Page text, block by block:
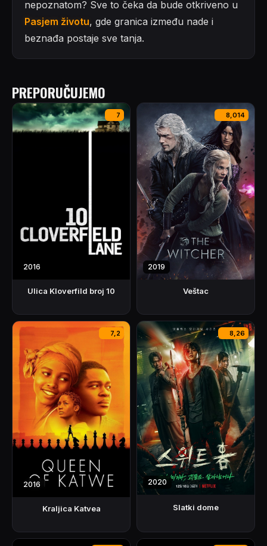
nepoznatom? Sve to čeka da bude otkriveno u
Pasjem životu, gde granica između nade i
beznađa postaje sve tanja.
PREPORUČUJEMO
7
2016
Ulica Kloverfild broj 10
8,014
2019
Veštac
7,2
2016
Kraljica Katvea
8,26
2020
Slatki dome